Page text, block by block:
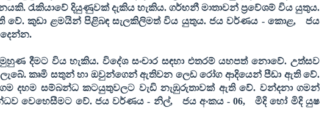
රැකියාවේ දියුණුවක් දැකිය හැකිය. ගර්භනී මාතාවන් ප්‍රවේශම් විය යුතුය.
වේ. කුඩා ළමයින් පිළිබඳ සැලකිලිමත් විය යුතුය. ජය වර්ණය - කොළ,
ජය
දෙන්න.
දීමට විය හැකිය. විදේශ සංචාර සඳහා එතරම් යහපත් නොවේ. උත්සව
කෘමි සතුන් හා ඔවුන්ගෙන් ඇතිවන ලෙඩ රෝග ආදියෙන් පීඩා ඇති වේ.
දහම සම්බන්ධ කටයුතුවලට වැඩි නැඹුරුතාවක් ඇති වේ. වන්දනා ගමන්
වෙහෙසීමට වේ. ජය වර්ණය - නිල්, ජය අංකය -06,
මිදි හෝ මිදි යුෂ